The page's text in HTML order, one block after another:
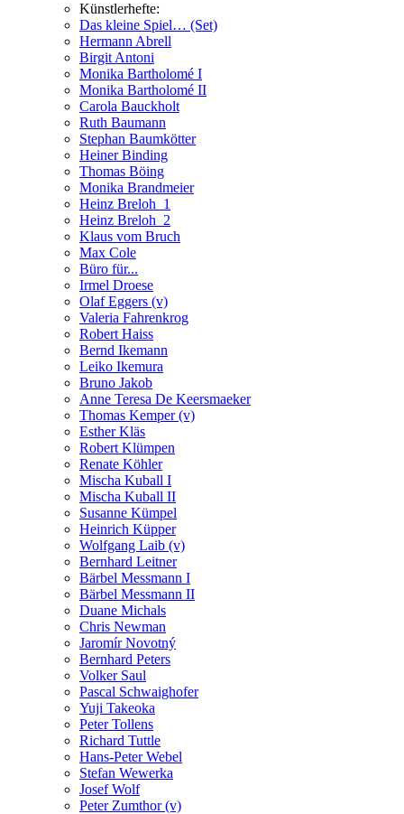
Künstlerhefte:
Das kleine Spiel… (Set)
Hermann Abrell
Birgit Antoni
Monika Bartholomé I
Monika Bartholomé II
Carola Bauckholt
Ruth Baumann
Stephan Baumkötter
Heiner Binding
Thomas Böing
Monika Brandmeier
Heinz Breloh_1
Heinz Breloh_2
Klaus vom Bruch
Max Cole
Büro für...
Irmel Droese
Olaf Eggers (v)
Valeria Fahrenkrog
Robert Haiss
Bernd Ikemann
Leiko Ikemura
Bruno Jakob
Anne Teresa De Keersmaeker
Thomas Kemper (v)
Esther Kläs
Robert Klümpen
Renate Köhler
Mischa Kuball I
Mischa Kuball II
Susanne Kümpel
Heinrich Küpper
Wolfgang Laib (v)
Bernhard Leitner
Bärbel Messmann I
Bärbel Messmann II
Duane Michals
Chris Newman
Jaromír Novotný
Bernhard Peters
Volker Saul
Pascal Schwaighofer
Yuji Takeoka
Peter Tollens
Richard Tuttle
Hans-Peter Webel
Stefan Wewerka
Josef Wolf
Peter Zumthor (v)